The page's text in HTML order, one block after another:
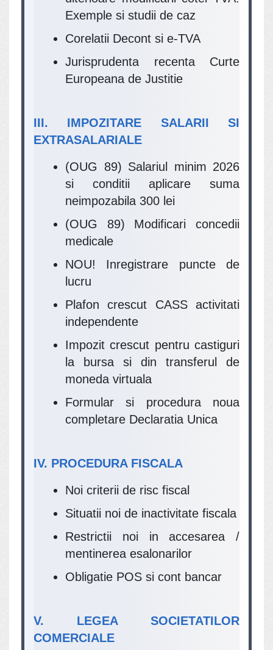
Exemple si studii de caz
Corelatii Decont si e-TVA
Jurisprudenta recenta Curte
Europeana de Justitie
III. IMPOZITARE SALARII SI
EXTRASALARIALE
(OUG 89) Salariul minim 2026
si conditii aplicare suma
neimpozabila 300 lei
(OUG 89) Modificari concedii
medicale
NOU! Inregistrare puncte de
lucru
Plafon crescut CASS activitati
independente
Impozit crescut pentru castiguri
la bursa si din transferul de
moneda virtuala
Formular si procedura noua
completare Declaratia Unica
IV. PROCEDURA FISCALA
Noi criterii de risc fiscal
Situatii noi de inactivitate fiscala
Restrictii noi in accesarea /
mentinerea esalonarilor
Obligatie POS si cont bancar
V. LEGEA SOCIETATILOR
COMERCIALE